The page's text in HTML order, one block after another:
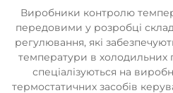
Виробники контролю
передовими у розробці
регулювання, які
температури в холодильних
спеціалізуються на
термостатичних засобів